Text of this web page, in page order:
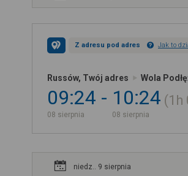
Z adresu pod adres Jak to
Russów, Twój adres Wola
09:24
08 sierpnia
10:24
08 sierpnia
1h
niedz.. 9 sierpnia